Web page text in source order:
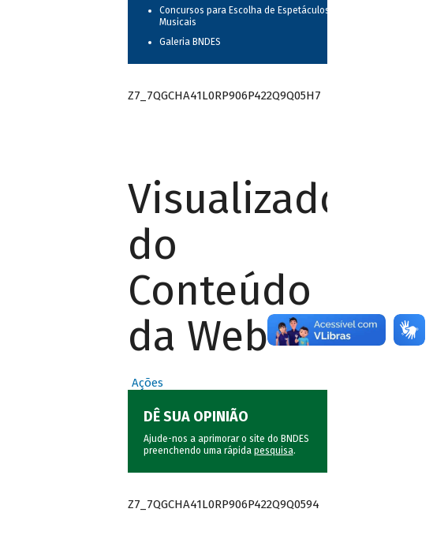
Concursos para Escolha de Espetáculos
Musicais
Galeria BNDES
Z7_7QGCHA41L0RP906P422Q9Q05H7
Visualizador
do
Conteúdo
da Web
Ações
DÊ SUA OPINIÃO
Ajude-nos a aprimorar o site do BNDES
preenchendo uma rápida pesquisa.
Z7_7QGCHA41L0RP906P422Q9Q0594